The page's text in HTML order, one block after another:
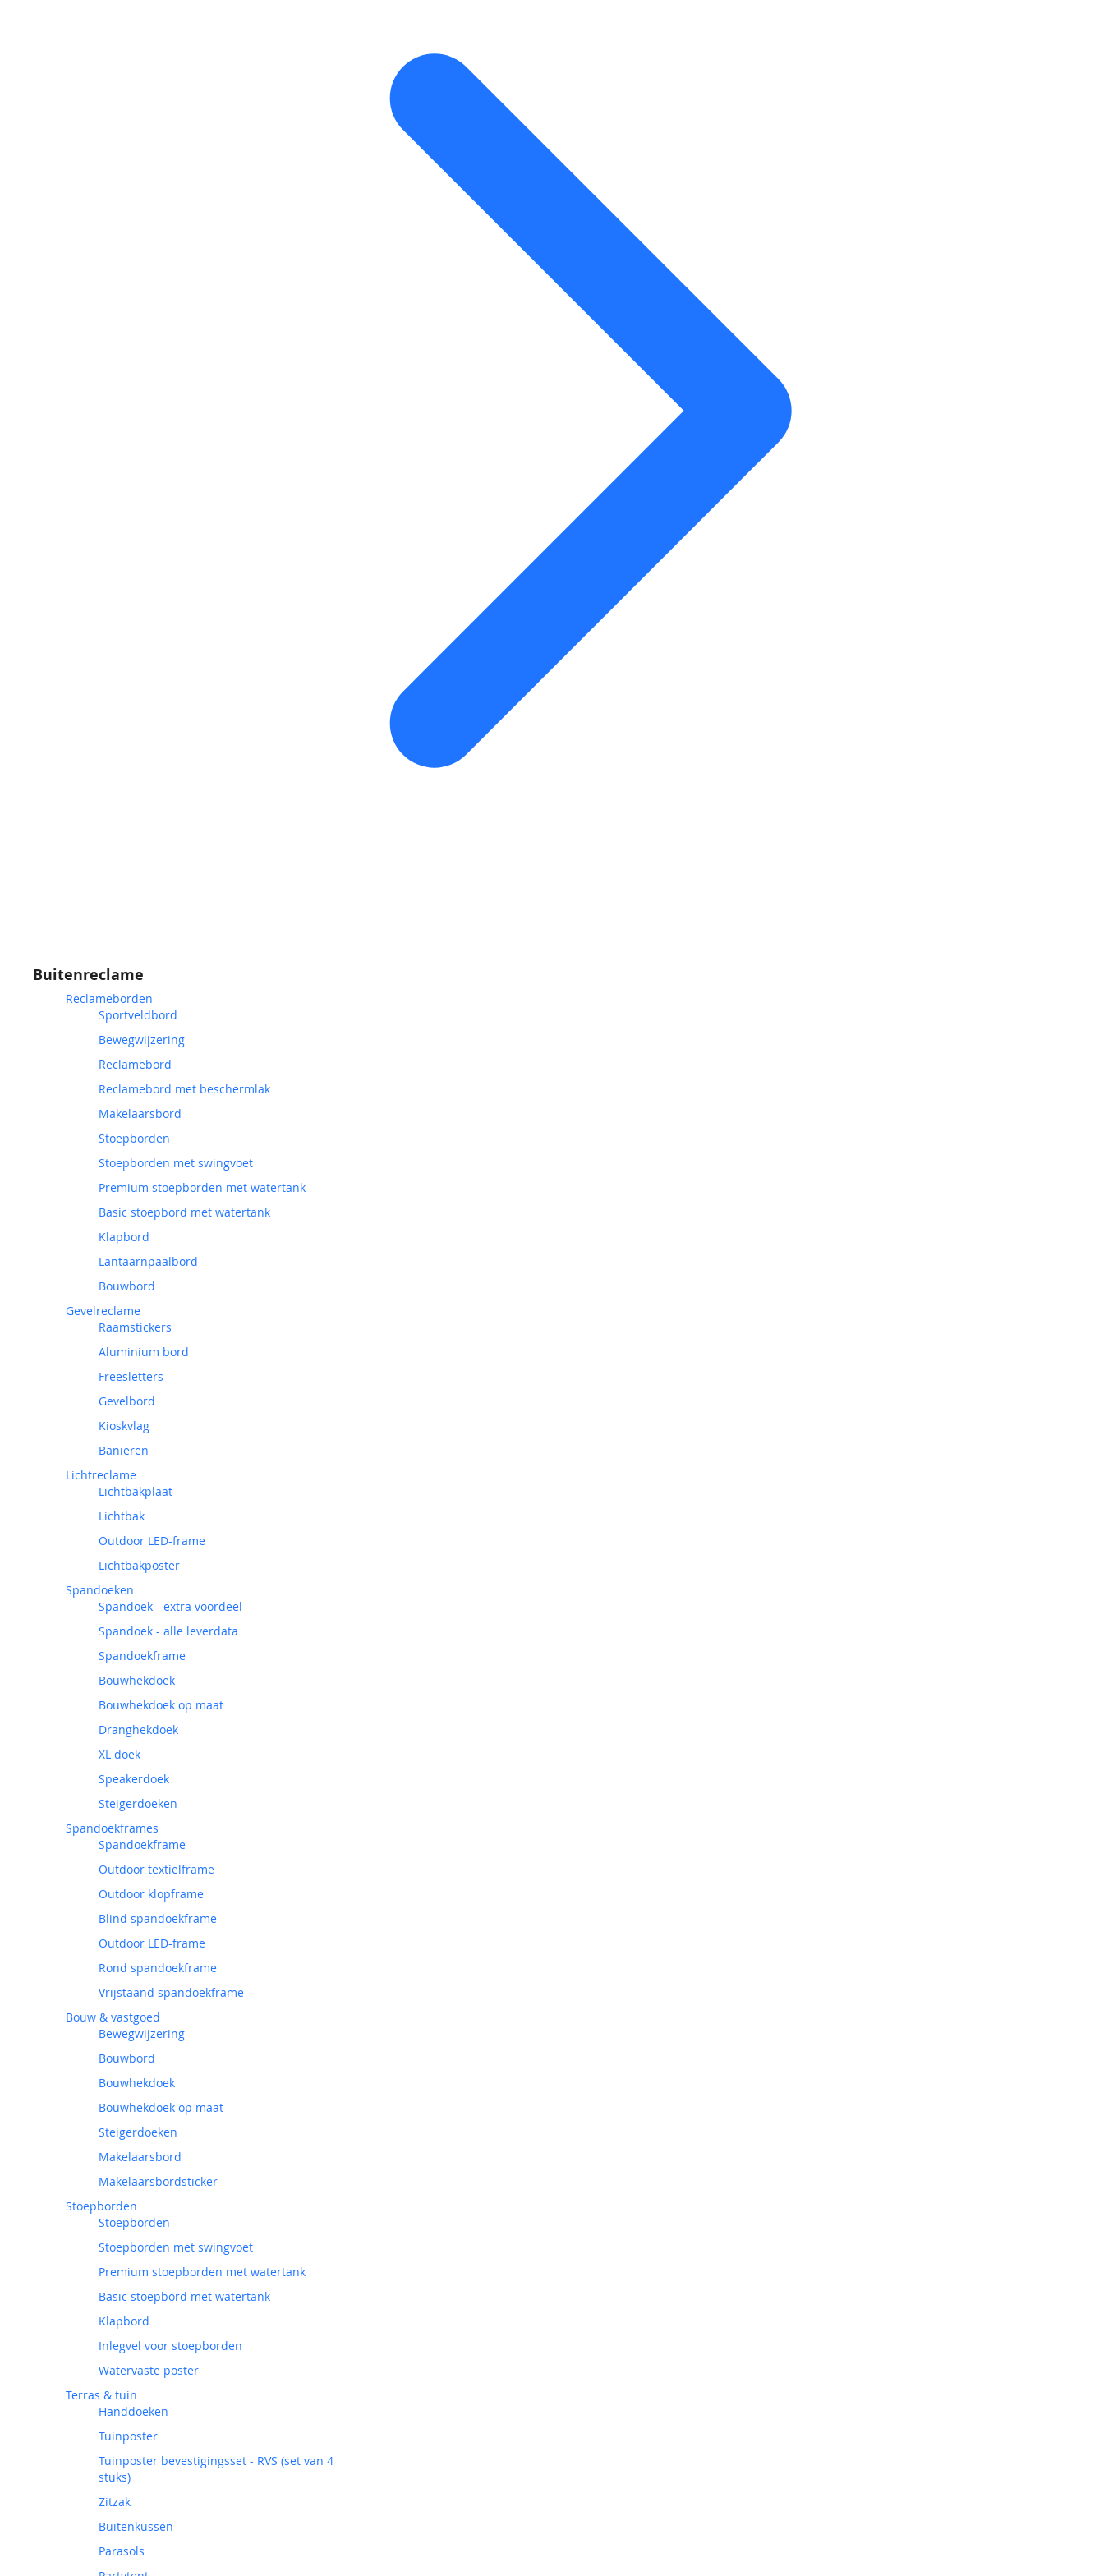
Buitenreclame
Reclameborden
Sportveldbord
Bewegwijzering
Reclamebord
Reclamebord met beschermlak
Makelaarsbord
Stoepborden
Stoepborden met swingvoet
Premium stoepborden met watertank
Basic stoepbord met watertank
Klapbord
Lantaarnpaalbord
Bouwbord
Gevelreclame
Raamstickers
Aluminium bord
Freesletters
Gevelbord
Kioskvlag
Banieren
Lichtreclame
Lichtbakplaat
Lichtbak
Outdoor LED-frame
Lichtbakposter
Spandoeken
Spandoek - extra voordeel
Spandoek - alle leverdata
Spandoekframe
Bouwhekdoek
Bouwhekdoek op maat
Dranghekdoek
XL doek
Speakerdoek
Steigerdoeken
Spandoekframes
Spandoekframe
Outdoor textielframe
Outdoor klopframe
Blind spandoekframe
Outdoor LED-frame
Rond spandoekframe
Vrijstaand spandoekframe
Bouw & vastgoed
Bewegwijzering
Bouwbord
Bouwhekdoek
Bouwhekdoek op maat
Steigerdoeken
Makelaarsbord
Makelaarsbordsticker
Stoepborden
Stoepborden
Stoepborden met swingvoet
Premium stoepborden met watertank
Basic stoepbord met watertank
Klapbord
Inlegvel voor stoepborden
Watervaste poster
Terras & tuin
Handdoeken
Tuinposter
Tuinposter bevestigingsset - RVS (set van 4
stuks)
Zitzak
Buitenkussen
Parasols